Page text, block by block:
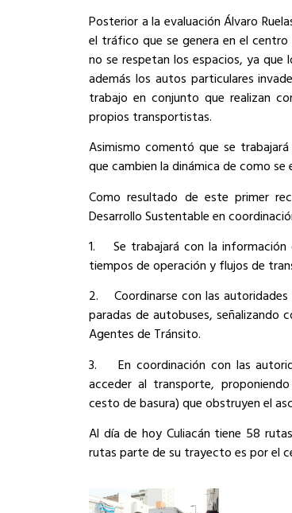
Posterior a la evaluación Álvaro
el tráfico que se genera en el
no se respetan los espacios, ya que
además los autos particulares
trabajo en conjunto que realizan
propios transportistas.
Asimismo comentó que se
que cambien la dinámica de como se
Como resultado de este primer
Desarrollo Sustentable en
1.
Se trabajará con la
tiempos de operación y flujos de
2.
Coordinarse con las
paradas de autobuses, señalizando
Agentes de Tránsito.
3.
En coordinación con las
acceder al transporte,
cesto de basura) que obstruyen el
Al día de hoy Culiacán tiene 58
rutas parte de su trayecto es por el